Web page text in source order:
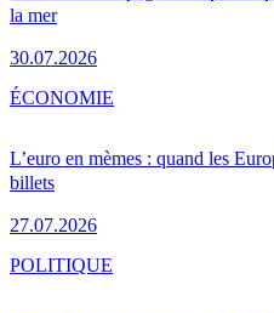
la mer
30.07.2026
L’euro en mèmes : quand les
billets
27.07.2026
ÉCONOMIE
POLITIQUE